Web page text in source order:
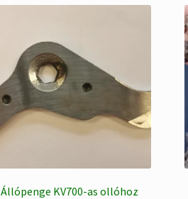
Állópenge KV700-as ollóhoz